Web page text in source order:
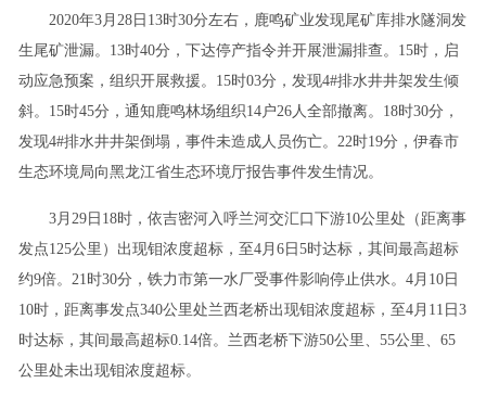
2020年3月28日13时30分左右，鹿鸣矿业发现尾矿库排水隧洞发
生尾矿泄漏。13时40分，下达停产指令并开展泄漏排查。15时，启
动应急预案，组织开展救援。15时03分，发现4#排水井井架发生倾
斜。15时45分，通知鹿鸣林场组织14户26人全部撤离。18时30分，
发现4#排水井井架倒塌，事件未造成人员伤亡。22时19分，伊春市
生态环境局向黑龙江省生态环境厅报告事件发生情况。
3月29日18时，依吉密河入呼兰河交汇口下游10公里处（距离事
发点125公里）出现钼浓度超标，至4月6日5时达标，其间最高超标
约9倍。21时30分，铁力市第一水厂受事件影响停止供水。4月10日
10时，距离事发点340公里处兰西老桥出现钼浓度超标，至4月11日3
时达标，其间最高超标0.14倍。兰西老桥下游50公里、55公里、65
公里处未出现钼浓度超标。